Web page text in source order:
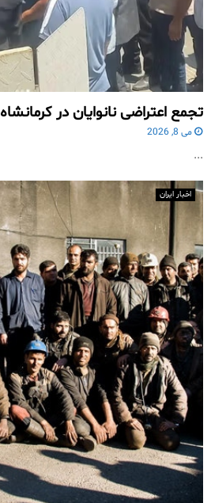
تجمع اعتراضی نانوایان در کرمانشاه
می 8, 2026
...
اخبار ایران